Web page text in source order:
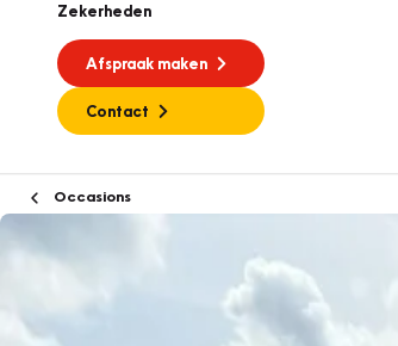
Zekerheden
Afspraak maken
Contact
Occasions